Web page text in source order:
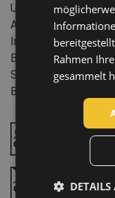
UV Schutz
Artikelgewicht: 41 g
Industrie:
Bergbau, Chemische
Schwerindustrie,
Baugewerbe,
Anti-
Anti-Kratz-
Rahmen
gesammelt
DETAILS